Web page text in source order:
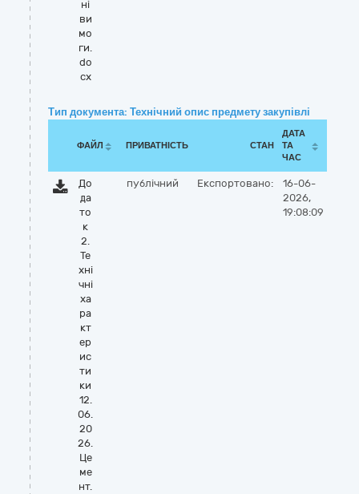
ні
ви
мо
ги.
do
cx
Тип документа: Технічний опис предмету закупівлі
ФАЙЛ ПРИВАТНІСТЬ СТАН
ДАТА
ТА
ЧАС
До
да
то
к
2.
Те
хні
чні
ха
ра
кт
ер
ис
ти
ки
12.
06.
20
26.
Це
ме
нт.
публічний Експортовано:
16-06-
2026,
19:08:09